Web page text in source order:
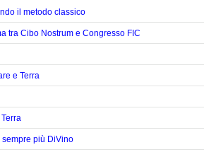
il metodo classico
tra Cibo Nostrum e Congresso FIC
e Terra
più DiVino